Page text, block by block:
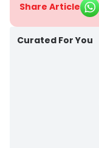
Share Article
Curated For You